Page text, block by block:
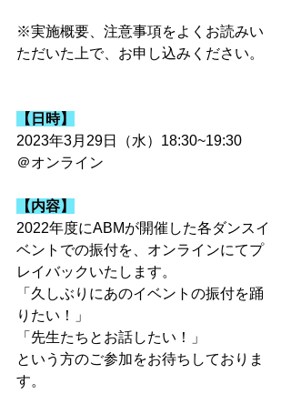
※実施概要、注意事項をよくお読みい
ただいた上で、お申し込みください。
【日時】
2023年3月29日（水）18:30~19:30
＠オンライン
【内容】
2022年度にABMが開催した各ダンスイ
ベントでの振付を、オンラインにてプ
レイバックいたします。
「久しぶりにあのイベントの振付を踊
りたい！」
「先生たちとお話したい！」
という方のご参加をお待ちしておりま
す。